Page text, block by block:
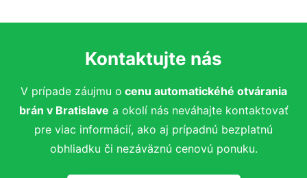
Kontaktujte nás
V prípade záujmu o cenu automatickéhé otvárania
brán v Bratislave a okolí nás neváhajte kontaktovať
pre viac informácií, ako aj prípadnú bezplatnú
obhliadku či nezáväznú cenovú ponuku.